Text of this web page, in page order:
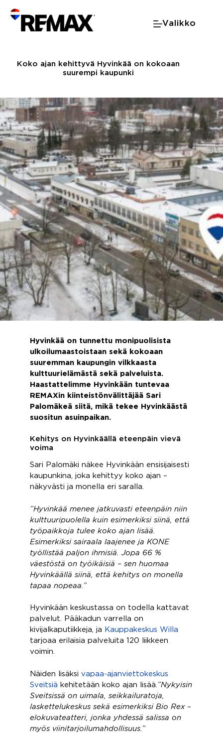
content
Valikko
Koko ajan kehittyvä Hyvinkää on kokoaan
suurempi kaupunki
Hyvinkää on tunnettu monipuolisista
ulkoilumaastoistaan sekä kokoaan
suuremman kaupungin vilkkaasta
kulttuurielämästä sekä palveluista.
Haastattelimme Hyvinkään tuntevaa
REMAXin kiinteistönvälittäjää Sari
Palomäkeä siitä, mikä tekee Hyvinkäästä
suositun asuinpaikan.
Kehitys on Hyvinkäällä eteenpäin vievä
voima
Sari Palomäki näkee Hyvinkään ensisijaisesti
kaupunkina, joka kehittyy koko ajan –
näkyvästi ja monella eri saralla.
”Hyvinkää menee jatkuvasti eteenpäin niin
kulttuuripuolella kuin esimerkiksi siinä, että
työpaikkoja tulee koko ajan lisää.
Esimerkiksi sairaala laajenee ja KONE
työllistää paljon ihmisiä. Jopa 66 %
väestöstä on työikäisiä – sen huomaa
Hyvinkäällä siinä, että kehitys on monella
tapaa nopeaa.”
Hyvinkään keskustassa on todella kattavat
palvelut. Pääkadun varrella on
kivijalkaputiikkeja, ja
Kauppakeskus Willa
tarjoaa erilaisia palveluita 120 liikkeen
voimin.
Näiden lisäksi vapaa-ajanviettokeskus
Sveitsiä kehitetään koko ajan lisää. ”Nykyisin
Sveitsissä on uimala, seikkailuratoja,
laskettelukeskus sekä esimerkiksi Bio Rex –
elokuvateatteri, jonka yhdessä salissa on
myös viinitarjoilumahdollisuus.”